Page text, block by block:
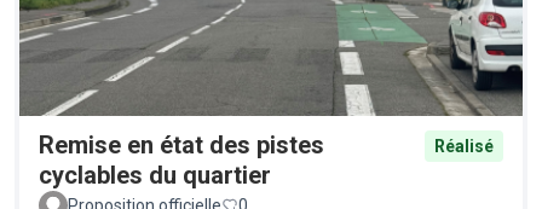
Remise en état des pistes
cyclables du quartier
Réalisé
Proposition officielle 0